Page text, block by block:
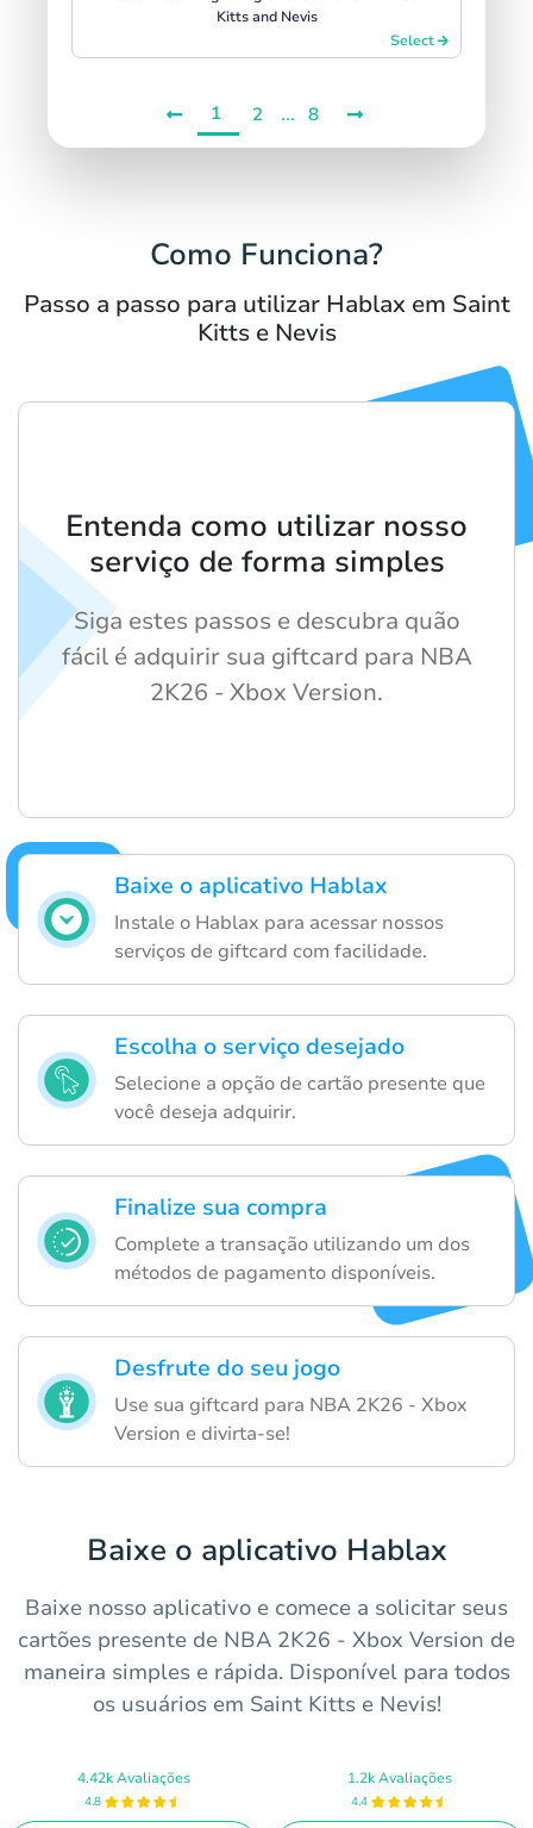
Kitts and Nevis
Select
1 2 ... 8
Como Funciona?
Passo a passo para utilizar Hablax em Saint
Kitts e Nevis
Baixe o aplicativo Hablax
Instale o Hablax para acessar nossos
serviços de giftcard com facilidade.
Escolha o serviço desejado
Selecione a opção de cartão presente que
você deseja adquirir.
Finalize sua compra
Complete a transação utilizando um dos
métodos de pagamento disponíveis.
Desfrute do seu jogo
Use sua giftcard para NBA 2K26 - Xbox
Version e divirta-se!
Entenda como utilizar nosso
serviço de forma simples
Siga estes passos e descubra quão
fácil é adquirir sua giftcard para NBA
2K26 - Xbox Version.
Baixe o aplicativo Hablax
Baixe nosso aplicativo e comece a solicitar seus
cartões presente de NBA 2K26 - Xbox Version de
maneira simples e rápida. Disponível para todos
os usuários em Saint Kitts e Nevis!
4.42k Avaliações
4.8
1.2k Avaliações
4.4